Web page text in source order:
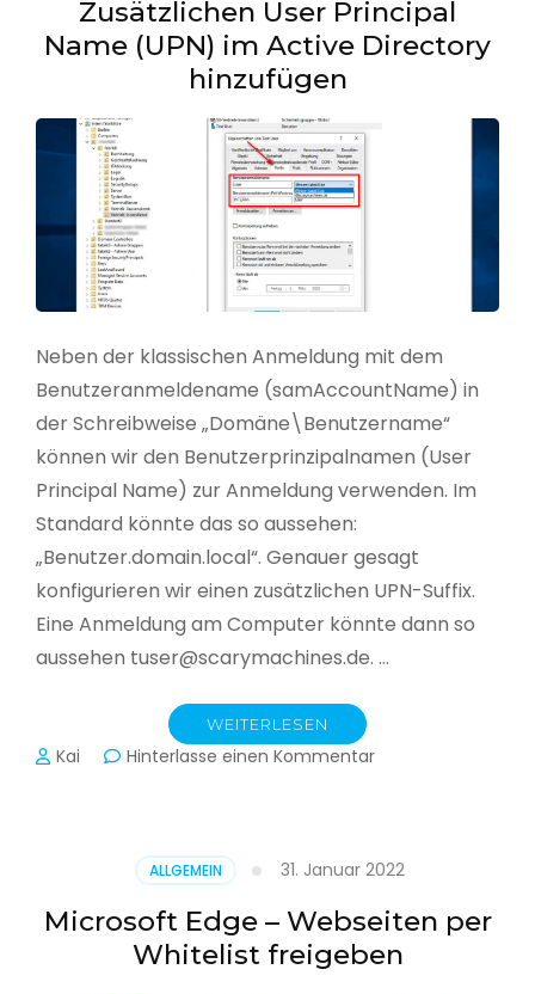
Zusätzlichen User Principal
Name (UPN) im Active Directory
hinzufügen
Neben der klassischen Anmeldung mit dem
Benutzeranmeldename (samAccountName) in
der Schreibweise „Domäne\Benutzername“
können wir den Benutzerprinzipalnamen (User
Principal Name) zur Anmeldung verwenden. Im
Standard könnte das so aussehen:
„Benutzer.domain.local“. Genauer gesagt
konfigurieren wir einen zusätzlichen UPN-Suffix.
Eine Anmeldung am Computer könnte dann so
aussehen tuser@scarymachines.de. …
WEITERLESEN
Kai Hinterlasse einen Kommentarzu
(UPN)
im
Active
Directory
ALLGEMEIN 31. Januar 2022
Microsoft Edge – Webseiten per
Whitelist freigeben